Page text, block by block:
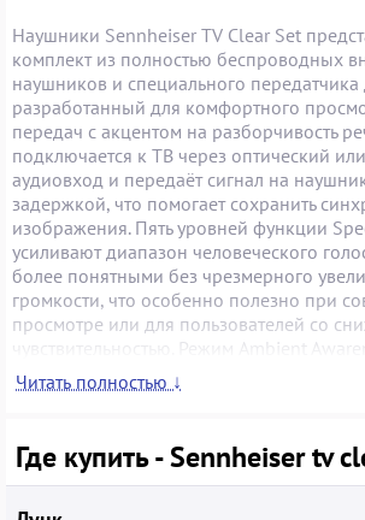
Наушники Sennheiser TV Clear Set
комплект из полностью беспроводных
наушников и специального передатчика
разработанный для комфортного
передач с акцентом на разборчивость
подключается к ТВ через оптический
аудиовход и передаёт сигнал на
задержкой, что помогает сохранить
изображения. Пять уровней функции
усиливают диапазон человеческого
более понятными без чрезмерного
громкости, что особенно полезно при
просмотре или для пользователей со
чувствительностью. Режим Ambient
частично слышать окружающие звуки и
близкими, не снимая наушники. Модель
наушники можно использовать со
планшетом для звонков и музыки. Время
часов от одного заряда с
Читать полностью ↓
Где купить - Sennheiser tv